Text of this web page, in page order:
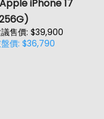
Apple iPhone 17
售價: $39,900
價: $36,790